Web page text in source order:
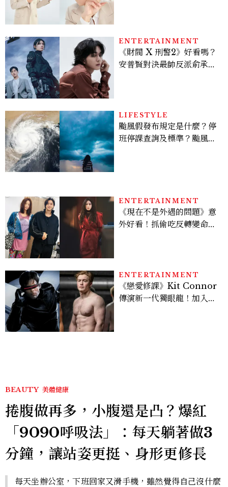
倦感，超神！
ENTERTAINMENT
《財閥 X 刑警2》好看嗎？
安普賢對決最帥反派俞承
多大？
LIFESTYLE
颱風假發布規定是什麼？停
班停課查詢及標準？颱風假
ENTERTAINMENT
《現在不是外遇的問題》意
外好看！抓偷吃反轉變命
看點懶人包
ENTERTAINMENT
《戀愛修課》Kit Connor
傳演新一代獨眼龍！加入新
BEAUTY 美體健康
捲腹做再多，小腹還是凸？爆紅
「9090呼吸法」：每天躺著做3
分鐘，讓站姿更挺、身形更修長
每天坐辦公室，下班回家又滑手機，雖然覺得自己沒什麼